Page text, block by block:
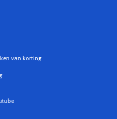
van korting